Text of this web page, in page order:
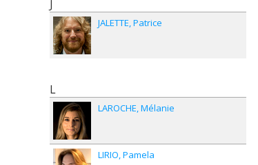
J
JALETTE Patrice
L
LAROCHE Mélanie
LIRIO Pamela